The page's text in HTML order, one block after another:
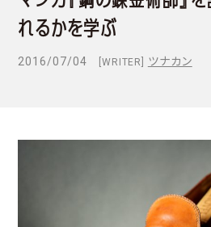
フィールドレビュー
れるかを学ぶ
2016/07/04 [WRITER] ツナカン